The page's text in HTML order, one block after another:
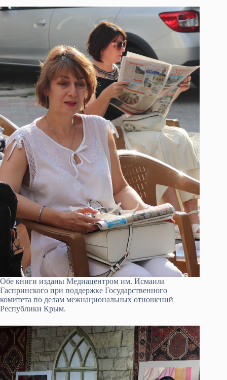
Обе книги изданы Медиацентром им. Исмаила
Гаспринского при поддержке Государственного
комитета по делам межнациональных отношений
Республики Крым.